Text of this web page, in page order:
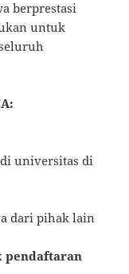
berprestasi
untuk
universitas di
dari pihak lain
pendaftaran